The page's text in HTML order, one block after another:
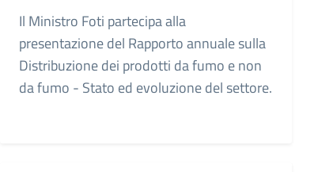
Il Ministro Foti partecipa alla
presentazione del Rapporto annuale sulla
Distribuzione dei prodotti da fumo e non
da fumo - Stato ed evoluzione del settore.